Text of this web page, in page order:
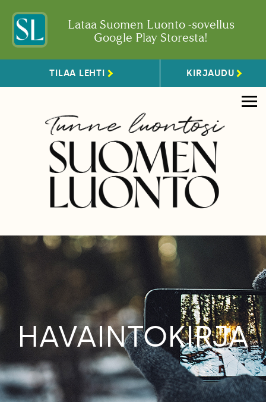
Lataa Suomen Luonto -sovellus
Google Play Storesta!
TILAA LEHTI KIRJAUDU
HAVAINTOKIRJA